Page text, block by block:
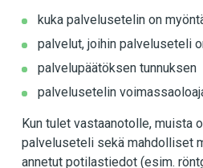
kuka palvelusetelin on
palvelut, joihin palveluseteli
palvelupäätöksen tunnuksen
palvelusetelin
Kun tulet vastaanotolle, muista
palveluseteli sekä mahdolliset
annetut potilastiedot (esim.